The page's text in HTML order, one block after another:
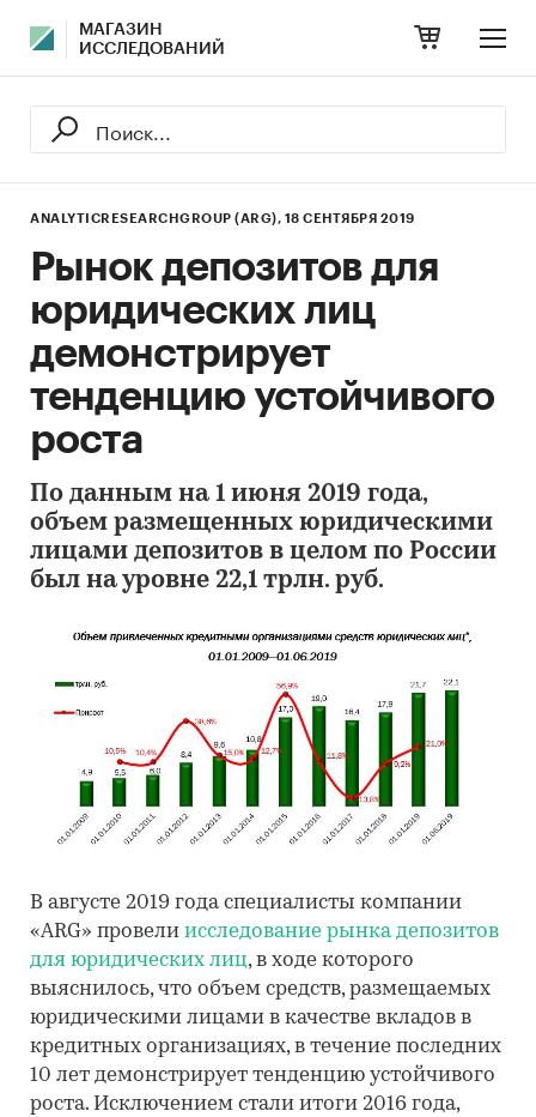
МАГАЗИН
ИССЛЕДОВАНИЙ
ANALYTICRESEARCHGROUP (ARG), 18 СЕНТЯБРЯ 2019
Рынок депозитов для
юридических лиц
демонстрирует
тенденцию устойчивого
роста
По данным на 1 июня 2019 года,
объем размещенных юридическими
лицами депозитов в целом по России
был на уровне 22,1 трлн. руб.
В августе 2019 года специалисты компании
«ARG» провели исследование рынка депозитов
для юридических лиц, в ходе которого
выяснилось, что объем средств, размещаемых
юридическими лицами в качестве вкладов в
кредитных организациях, в течение последних
10 лет демонстрирует тенденцию устойчивого
роста. Исключением стали итоги 2016 года,